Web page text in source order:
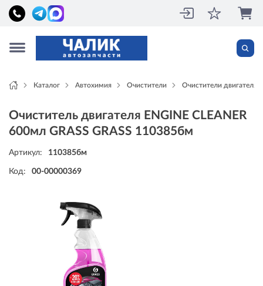
Каталог Автохимия Очистители Очистители двигателя
Очиститель двигателя ENGINE CLEANER
600мл GRASS GRASS 110385бм
Артикул: 110385бм
Код: 00-00000369